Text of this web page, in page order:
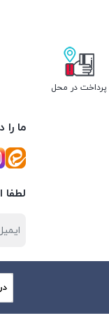
پرداخت در محل
ما
لطفا